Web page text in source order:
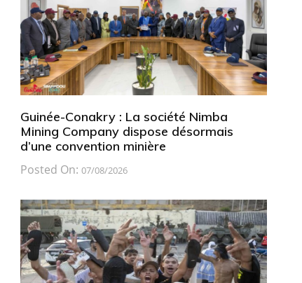
Guinée-Conakry : La société Nimba
Mining Company dispose désormais
d’une convention minière
Posted On: 07/08/2026